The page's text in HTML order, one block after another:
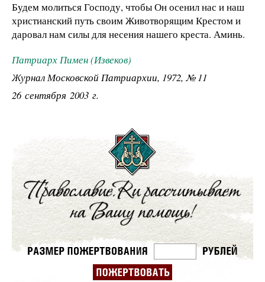
Будем молиться Господу, чтобы Он осенил нас и наш
христианский путь своим Животворящим Крестом и
даровал нам силы для несения нашего креста. Аминь.
Патриарх Пимен (Извеков)
Журнал Московской Патриархии, 1972, № 11
26 сентября 2003 г.